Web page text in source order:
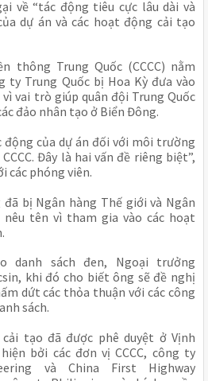
về “tác động tiêu cực lâu dài và
dự án và các hoạt động cải tạo
thông Trung Quốc (CCCC) nằm
ty Trung Quốc bị Hoa Kỳ đưa vào
vai trò giúp quân đội Trung Quốc
đảo nhân tạo ở Biển Đông.
động của dự án đối với môi trường
Đây là hai vấn đề riêng biệt”,
các phóng viên.
đã bị Ngân hàng Thế giới và Ngân
tên vì tham gia vào các hoạt
danh sách đen, Ngoại trưởng
khi đó cho biết ông sẽ đề nghị
dứt các thỏa thuận với các công
sách.
tạo đã được phê duyệt ở Vịnh
bởi các đơn vị CCCC, công ty
và China First Highway